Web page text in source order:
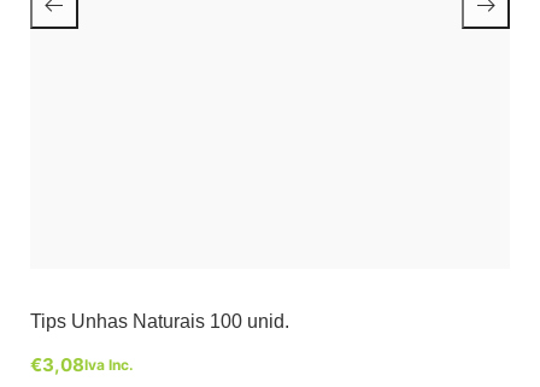
Tips Unhas Naturais 100 unid.
€3,08Iva Inc.